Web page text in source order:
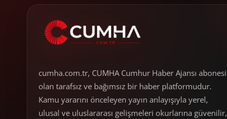
cumha.com.tr, CUMHA Cumhur Haber Ajansı abonesi
olan tarafsız ve bağımsız bir haber platformudur.
Kamu yararını önceleyen yayın anlayışıyla yerel,
ulusal ve uluslararası gelişmeleri okurlarına güvenilir,